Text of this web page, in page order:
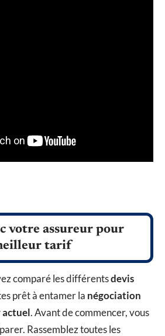
votre assureur pour
tarif
comparé les différentsdevis
prêt à entamer la négociation
actuel. Avant de commencer, vous
Rassemblez toutes les